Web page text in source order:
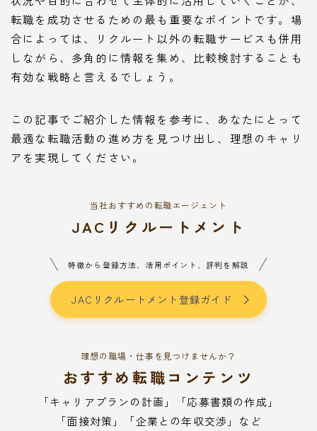
転職を成功させるための最も重要なポイントです。場
合によっては、リクルート以外の転職サービスも併用
しながら、多角的に情報を集め、比較検討することも
有効な戦略と言えるでしょう。
この記事でご紹介した情報を参考に、あなたにとって
最適な転職活動の進め方を見つけ出し、理想のキャリ
アを実現してください。
当社おすすめの転職エージェント
JACリクルートメント
特徴から登録方法、活用ポイント、評判を解説
JACリクルートメント登録ガイド
理想の職場・仕事を見つけませんか？
おすすめ転職コンテンツ
「キャリアプランの計画」「応募書類の作成」
「面接対策」「企業との年収交渉」など